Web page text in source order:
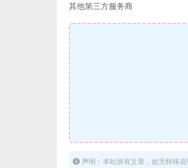
其他第三方服务商
声明：本站所有文章，如无特殊